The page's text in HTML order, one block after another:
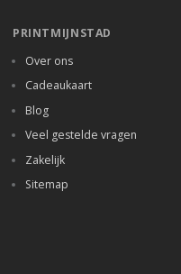
PRINTMIJNSTAD
Over ons
Cadeaukaart
Blog
Veel gestelde vragen
Zakelijk
Sitemap